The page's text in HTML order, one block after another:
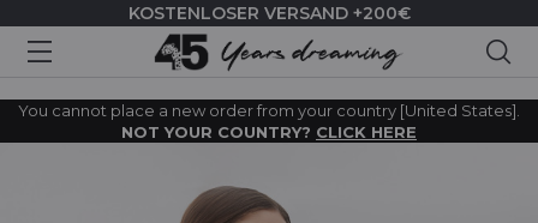
KOSTENLOSER VERSAND +200€
You cannot place a new order from your country [United States].
NOT YOUR COUNTRY? CLICK HERE